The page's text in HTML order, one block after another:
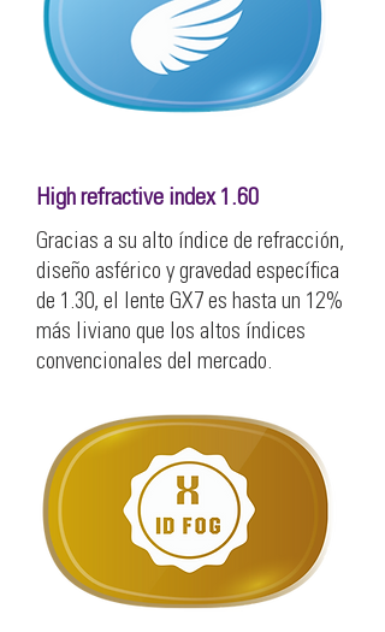
High refractive index 1.60
Gracias a su alto índice de refracción,
diseño asférico y gravedad específica
de 1.30, el lente GX7 es hasta un 12%
más liviano que los altos índices
convencionales del mercado.